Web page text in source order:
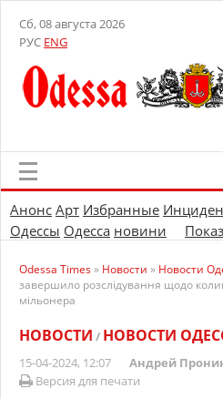
Сб, 08 августа 2026
РУС ENG
Анонс Арт Избранные
Одессы Одесса новини
Odessa Times» Новости » Новости
завершило розслідування щодо
мільонера
НОВОСТИ / НОВОСТИ
15-04-2024, 12:07 Андрей
Версия для печати